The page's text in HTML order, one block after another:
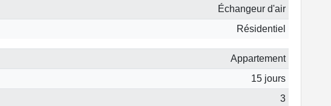
Échangeur d'air
Résidentiel
Appartement
15 jours
3